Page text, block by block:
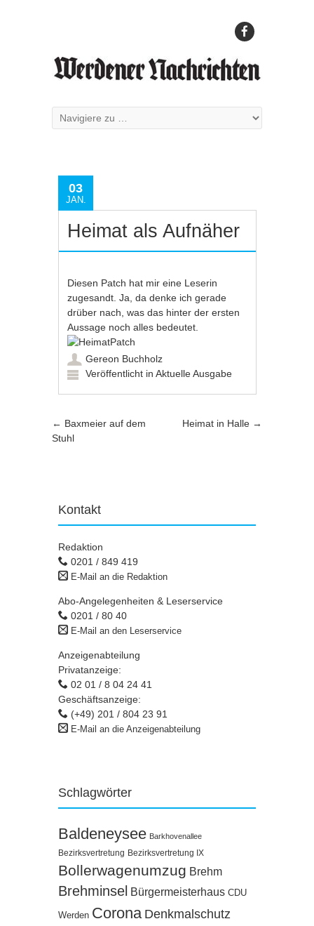
03
JAN.
Heimat als Aufnäher
Diesen Patch hat mir eine Leserin
zugesandt. Ja, da denke ich gerade
drüber nach, was das hinter der ersten
Aussage noch alles bedeutet.
Gereon Buchholz
Veröffentlicht inAktuelle Ausgabe
Artikel-Navigation
← Baxmeier auf dem
Stuhl
Heimat in Halle →
Kontakt
Redaktion
0201 / 849 419
E-Mail an die Redaktion
Abo-Angelegenheiten & Leserservice
0201 / 80 40
E-Mail an den Leserservice
Anzeigenabteilung
Privatanzeige:
02 01 / 8 04 24 41
Geschäftsanzeige:
(+49) 201 / 804 23 91
E-Mail an die Anzeigenabteilung
Schlagwörter
Baldeneysee Barkhovenallee
Bezirksvertretung Bezirksvertretung IX
Bollerwagenumzug Brehm
Brehminsel Bürgermeisterhaus CDU
Werden Corona Denkmalschutz